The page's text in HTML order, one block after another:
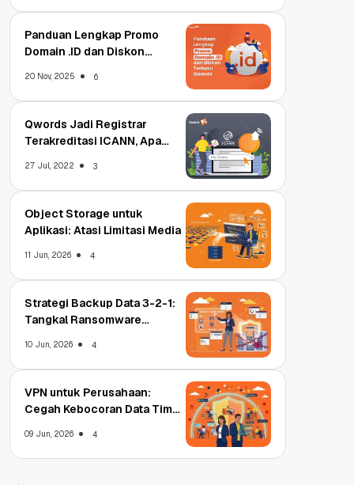
Panduan Lengkap Promo
Domain .ID dan Diskon
20 Nov, 2025 6
Qwords Jadi Registrar
Terakreditasi ICANN, Apa
27 Jul, 2022 3
Object Storage untuk
Aplikasi: Atasi Limitasi Media
11 Jun, 2026 4
Strategi Backup Data 3-2-1:
Tangkal Ransomware
10 Jun, 2026 4
VPN untuk Perusahaan:
Cegah Kebocoran Data Tim
09 Jun, 2026 4